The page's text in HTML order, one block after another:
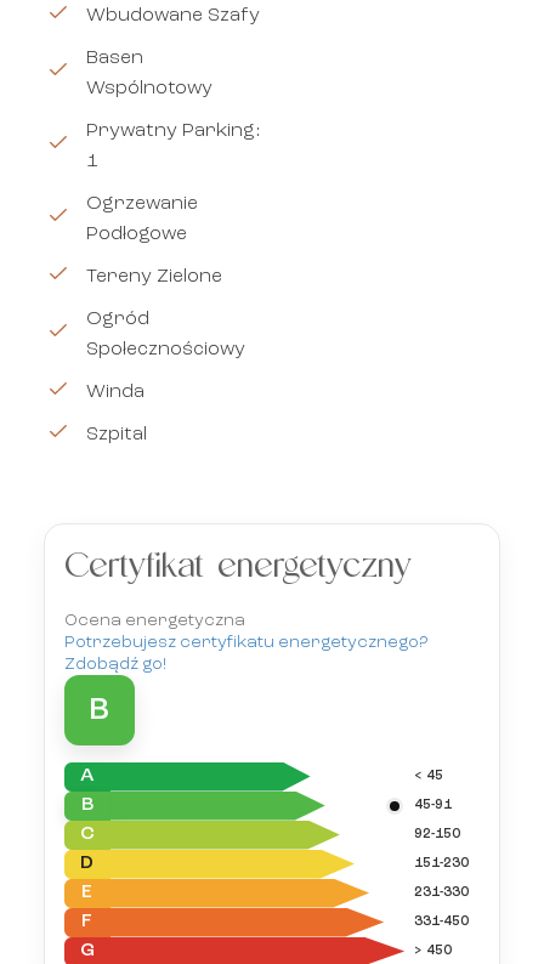
Wbudowane Szafy
Basen
Wspólnotowy
Prywatny Parking:
1
Ogrzewanie
Podłogowe
Tereny Zielone
Ogród
Społecznościowy
Winda
Szpital
Certyfikat energetyczny
Ocena energetyczna
Potrzebujesz certyfikatu energetycznego?
Zdobądź go!
B
A < 45
B 45-91
C 92-150
D 151-230
E 231-330
F 331-450
G > 450